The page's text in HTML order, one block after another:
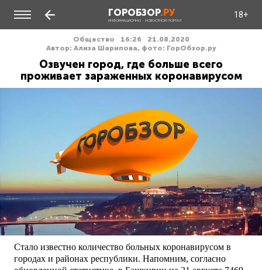
ГОРОБЗОР.РУ
ИНФОРМАЦИОННО - НОВОСТНОЙ ПОРТАЛ
18+
Общество 16:26
21.08.2020
Автор: Ализа Шарипова, фото: ГорОбзор.ру
Озвучен город, где больше всего
проживает зараженных коронавирусом
Стало известно количество больных коронавирусом в
городах и районах республики. Напомним, согласно